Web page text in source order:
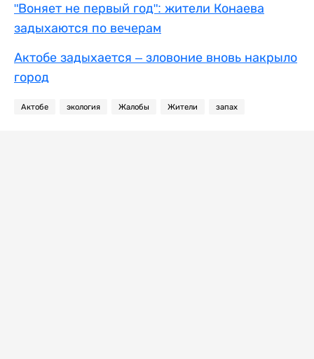
"Воняет не первый год": жители Конаева
задыхаются по вечерам
Актобе задыхается – зловоние вновь накрыло
город
Актобе экология Жалобы Жители запах